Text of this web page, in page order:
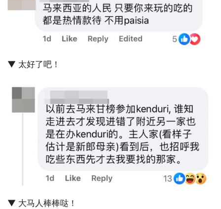
▼ 太好了吧！
▼ 大马人棒棒哒！